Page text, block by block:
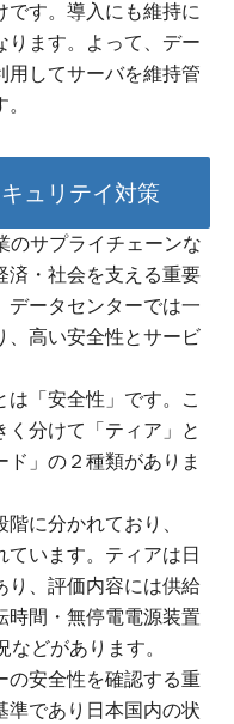
です。導入にも維持に
ります。よって、デー
用してサーバを維持管
ュリテイ対策
のサプライチェーンな
済・社会を支える重要
データセンターでは一
、高い安全性とサービ
「安全性」です。こ
分けて「ティア」と
ド」の２種類がありま
に分かれており、
ています。ティアは日
り、評価内容には供給
時間・無停電電源装置
などがあります。
の安全性を確認する重
準であり日本国内の状